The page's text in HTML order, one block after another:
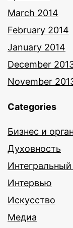
March 2014
February 2014
January 2014
December
November
Categories
Бизнес и
Духовность
Интервью
Искусство
Медиа